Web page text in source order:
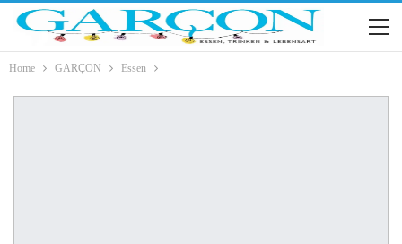
Home GARÇON Essen